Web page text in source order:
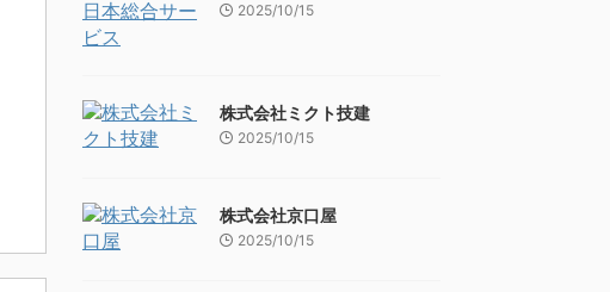
2025/10/15
株式会社ミクト技建
2025/10/15
株式会社京口屋
2025/10/15